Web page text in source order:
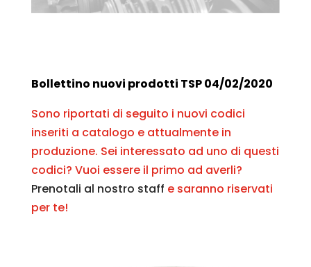
Bollettino nuovi prodotti TSP 04/02/2020
Sono riportati di seguito i nuovi codici
inseriti a catalogo e attualmente in
produzione. Sei interessato ad uno di questi
codici? Vuoi essere il primo ad averli?
Prenotali al nostro staff e saranno riservati
per te!